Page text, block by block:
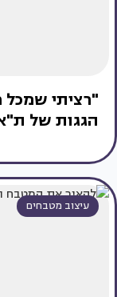
"רציתי שמכל
הגגות של
עיצוב מטבחים